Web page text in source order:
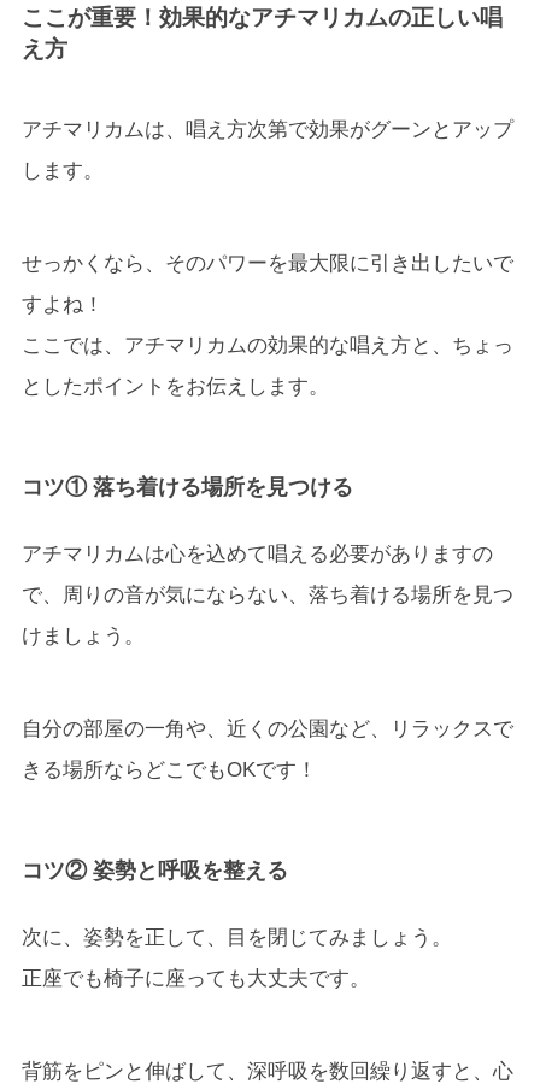
ここが重要！効果的なアチマリカムの正しい唱
え方
アチマリカムは、唱え方次第で効果がグーンとアップ
します。
せっかくなら、そのパワーを最大限に引き出したいで
すよね！
ここでは、アチマリカムの効果的な唱え方と、ちょっ
としたポイントをお伝えします。
コツ① 落ち着ける場所を見つける
アチマリカムは心を込めて唱える必要がありますの
で、周りの音が気にならない、落ち着ける場所を見つ
けましょう。
自分の部屋の一角や、近くの公園など、リラックスで
きる場所ならどこでもOKです！
コツ② 姿勢と呼吸を整える
次に、姿勢を正して、目を閉じてみましょう。
正座でも椅子に座っても大丈夫です。
背筋をピンと伸ばして、深呼吸を数回繰り返すと、心